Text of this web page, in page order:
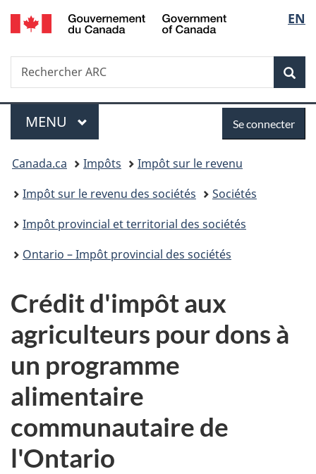
Passer
au
Passer
à
du
Passer
à
simplifiée
de
la
EN
Recherche
Rechercher
ARC
Menu
MENU PRINCIPAL
connecter
Se connecter
Vous
êtes
ici :
Canada.ca Impôts
Impôt sur le revenu
Impôt sur le revenu des sociétés
Sociétés
Impôt provincial et territorial des sociétés
Ontario – Impôt provincial des sociétés
Crédit d'impôt aux
agriculteurs pour dons à
un programme
alimentaire
communautaire de
l'Ontario